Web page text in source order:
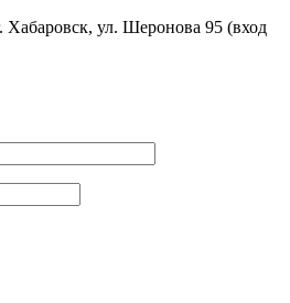
Хабаровск, ул. Шеронова 95 (вход